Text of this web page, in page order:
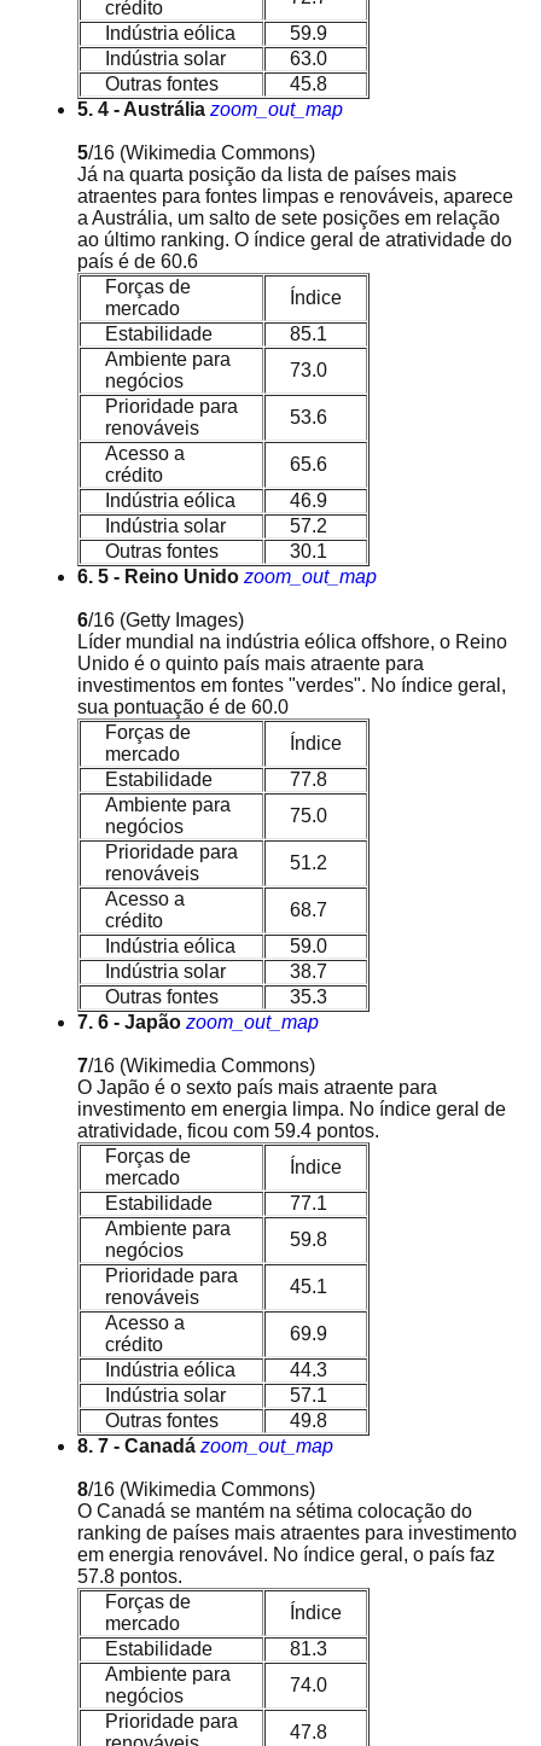
crédito
Indústria eólica
59.9
Indústria solar
63.0
Outras fontes
45.8
5. 4 - Austrália zoom_out_map
5/16 (Wikimedia Commons)
Já na quarta posição da lista de países mais
atraentes para fontes limpas e renováveis, aparece
a Austrália, um salto de sete posições em relação
ao último ranking. O índice geral de atratividade do
país é de 60.6
Forças de
mercado
Índice
Estabilidade
85.1
Ambiente para
negócios
73.0
Prioridade para
renováveis
53.6
Acesso a
crédito
65.6
Indústria eólica
46.9
Indústria solar
57.2
Outras fontes
30.1
6. 5 - Reino Unido zoom_out_map
6/16 (Getty Images)
Líder mundial na indústria eólica offshore, o Reino
Unido é o quinto país mais atraente para
investimentos em fontes "verdes". No índice geral,
sua pontuação é de 60.0
Forças de
mercado
Índice
Estabilidade
77.8
Ambiente para
negócios
75.0
Prioridade para
renováveis
51.2
Acesso a
crédito
68.7
Indústria eólica
59.0
Indústria solar
38.7
Outras fontes
35.3
7. 6 - Japão zoom_out_map
7/16 (Wikimedia Commons)
O Japão é o sexto país mais atraente para
investimento em energia limpa. No índice geral de
atratividade, ficou com 59.4 pontos.
Forças de
mercado
Índice
Estabilidade
77.1
Ambiente para
negócios
59.8
Prioridade para
renováveis
45.1
Acesso a
crédito
69.9
Indústria eólica
44.3
Indústria solar
57.1
Outras fontes
49.8
8. 7 - Canadá zoom_out_map
8/16 (Wikimedia Commons)
O Canadá se mantém na sétima colocação do
ranking de países mais atraentes para investimento
em energia renovável. No índice geral, o país faz
57.8 pontos.
Forças de
mercado
Índice
Estabilidade
81.3
Ambiente para
negócios
74.0
Prioridade para
47.8